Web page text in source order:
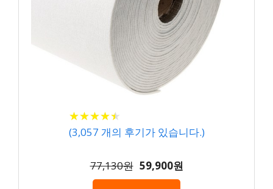
★★★★★
★★★★★
(3,057 개의 후기가 있습니다.)
77,130원 59,900원